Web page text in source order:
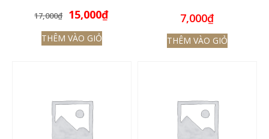
17,000₫ Giá
gốc
là:
15,000₫Giá
THÊM VÀO GIỎ
7,000₫
THÊM VÀO GIỎ